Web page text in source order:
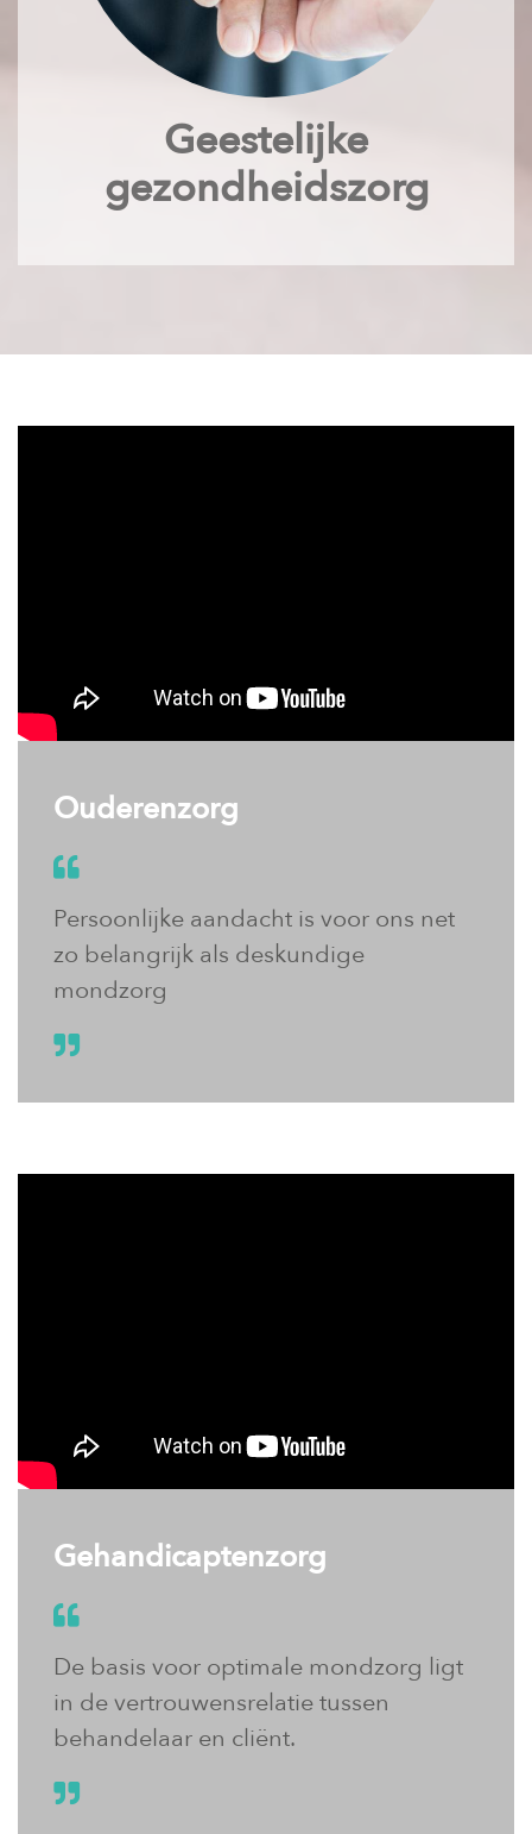
Geestelijke
gezondheidszorg
Ouderenzorg
Persoonlijke aandacht is voor ons net
zo belangrijk als deskundige
mondzorg
Gehandicaptenzorg
De basis voor optimale mondzorg ligt
in de vertrouwensrelatie tussen
behandelaar en cliënt.